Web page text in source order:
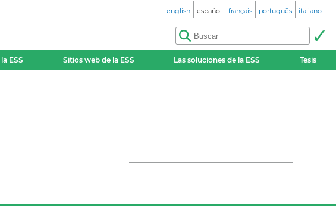
english español français português italiano
ESS Sitios web de la ESS Las soluciones de la ESS Tesis